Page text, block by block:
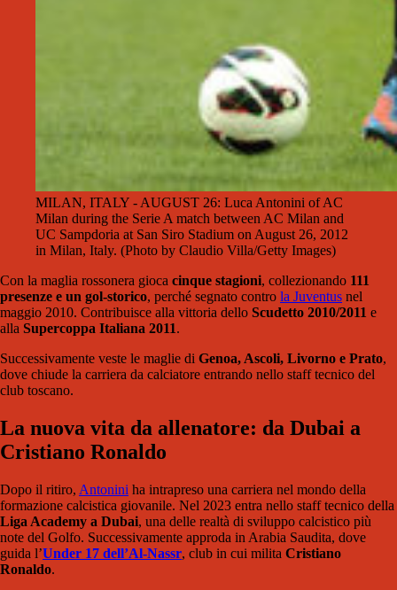
MILAN, ITALY - AUGUST 26: Luca Antonini of AC
Milan during the Serie A match between AC Milan and
UC Sampdoria at San Siro Stadium on August 26, 2012
in Milan, Italy. (Photo by Claudio Villa/Getty Images)
Con la maglia rossonera gioca cinque stagioni, collezionando 111
presenze e un gol-storico, perché segnato contro la Juventus nel
maggio 2010. Contribuisce alla vittoria dello Scudetto 2010/2011 e
alla Supercoppa Italiana 2011.
Successivamente veste le maglie di Genoa, Ascoli, Livorno e Prato,
dove chiude la carriera da calciatore entrando nello staff tecnico del
club toscano.
La nuova vita da allenatore: da Dubai a
Cristiano Ronaldo
Dopo il ritiro, Antonini ha intrapreso una carriera nel mondo della
formazione calcistica giovanile. Nel 2023 entra nello staff tecnico della
Liga Academy a Dubai, una delle realtà di sviluppo calcistico più
note del Golfo. Successivamente approda in Arabia Saudita, dove
guida l’Under 17 dell’Al-Nassr, club in cui milita Cristiano
Ronaldo.